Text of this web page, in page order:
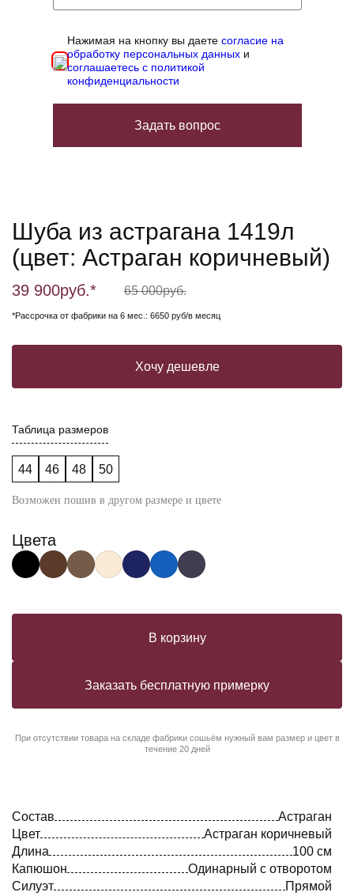
Нажимая на кнопку вы даетесогласие на
обработку персональных данных и
соглашаетесь с политикой
конфиденциальности
Задать вопрос
Шуба из астрагана 1419л
(цвет: Астраган коричневый)
39 900руб.* 65 000руб.
*Рассрочка от фабрики на 6 мес.: 6650 руб/в месяц
Хочу дешевле
Таблица размеров
44 46 48 50
Возможен пошив в другом размере и цвете
Цвета
В корзину
Заказать бесплатную примерку
При отсутствии товара на складе фабрики сошьём нужный вам размер и цвет в
течение 20 дней
Состав
Астраган
Цвет
Астраган коричневый
Длина
100 см
Капюшон
Одинарный с отворотом
Силуэт
Прямой